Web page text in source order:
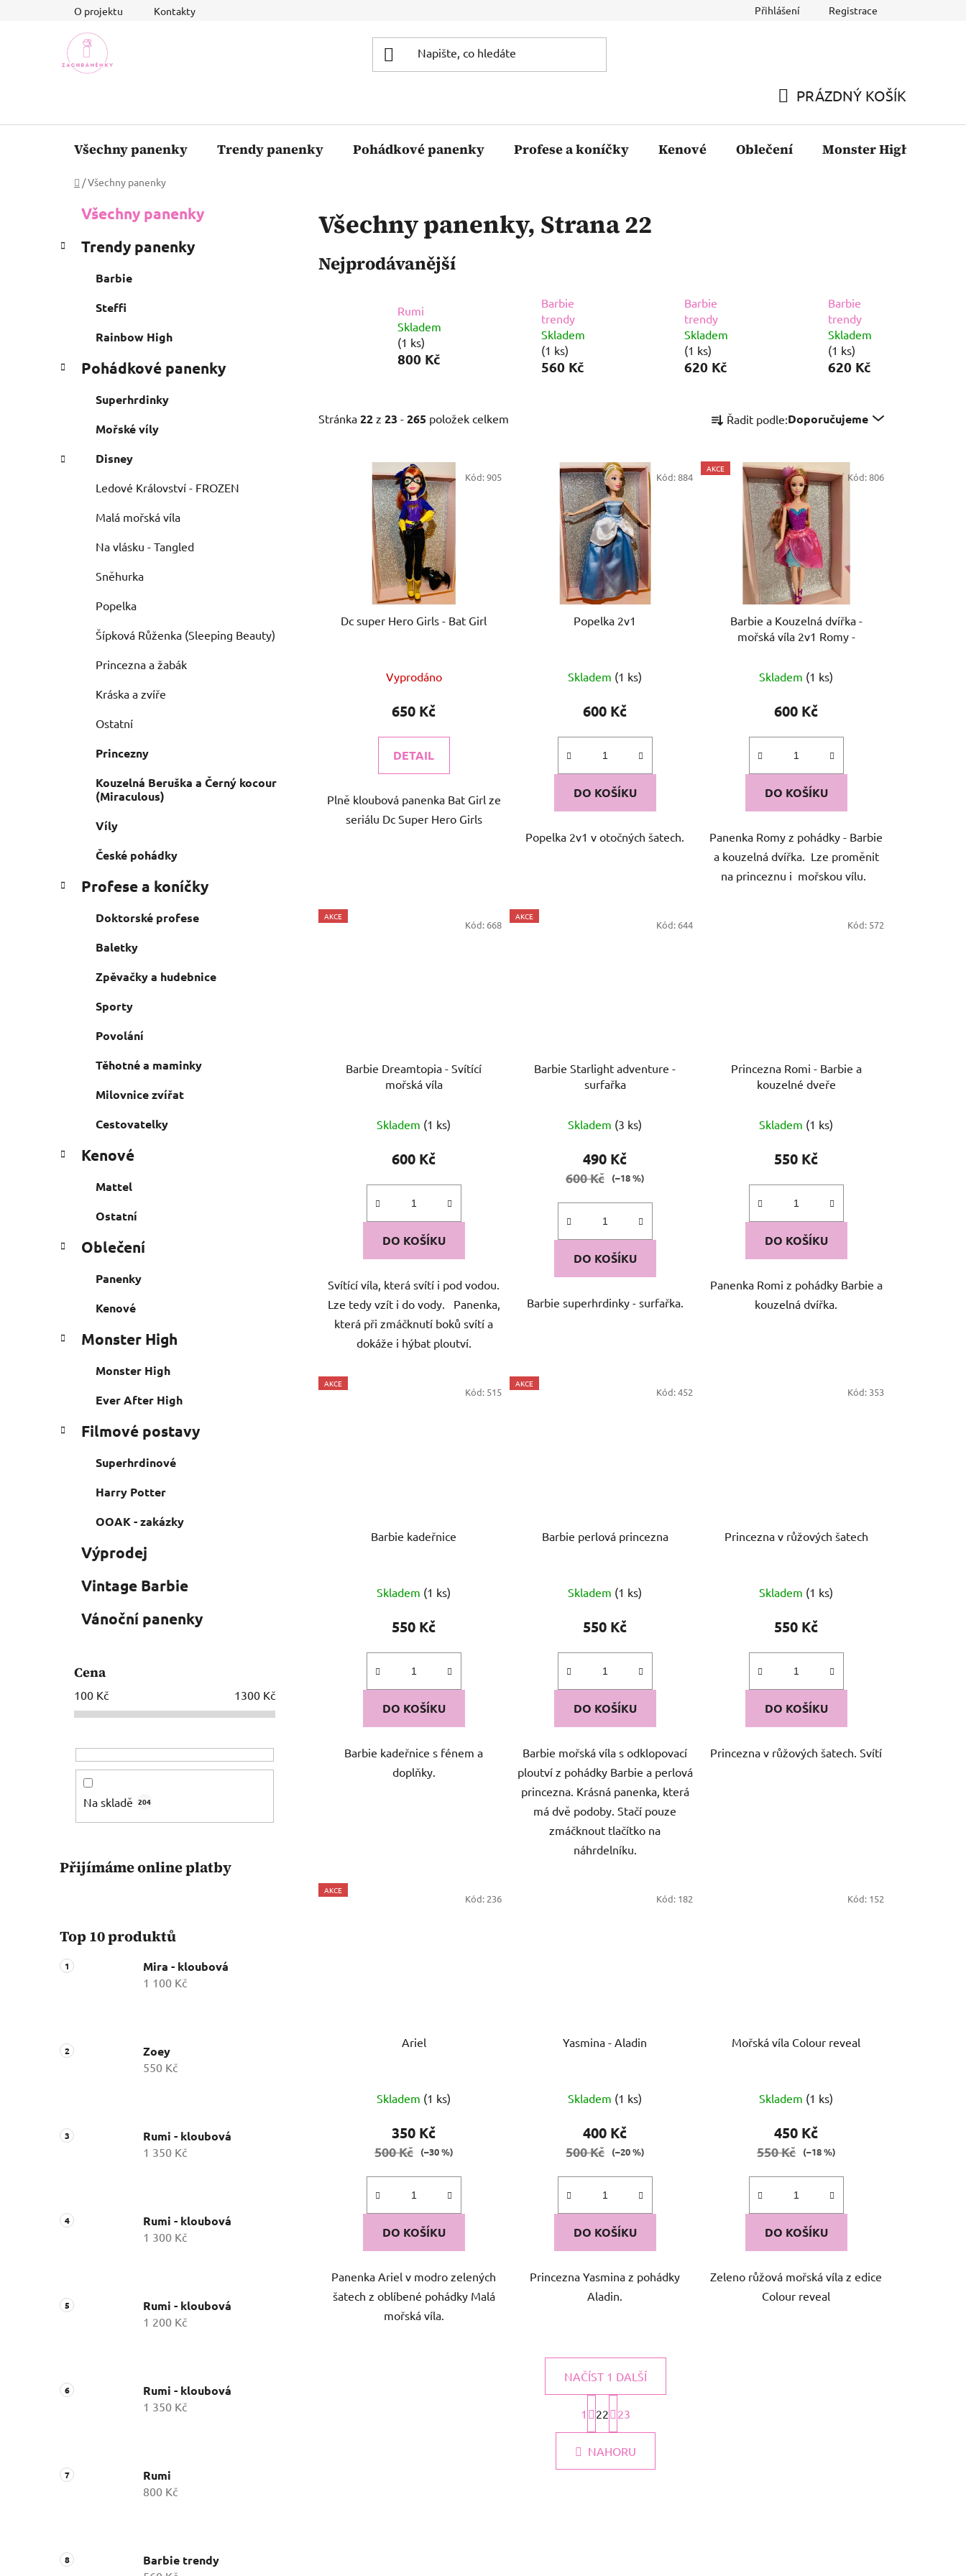
O projektu Kontakty Přihlášení Registrace
KOŠÍK
PRÁZDNÝ KOŠÍK
Všechny panenky Trendy panenky Pohádkové panenky Profese a koníčky Kenové Oblečení Monster High
Domů
/Všechny panenky
s
p
Přeskočit
kategorie
e
Všechny panenky
Trendy panenky
Barbie
Steffi
Rainbow High
Pohádkové panenky
Superhrdinky
Mořské víly
Disney
Ledové Království - FROZEN
Malá mořská víla
Na vlásku - Tangled
Sněhurka
Popelka
Šípková Růženka (Sleeping Beauty)
Princezna a žabák
Kráska a zvíře
Ostatní
Princezny
Kouzelná Beruška a Černý kocour
(Miraculous)
Víly
České pohádky
Profese a koníčky
Doktorské profese
Baletky
Zpěvačky a hudebnice
Sporty
Povolání
Těhotné a maminky
Milovnice zvířat
Cestovatelky
Kenové
Mattel
Ostatní
Oblečení
Panenky
Kenové
Monster High
Monster High
Ever After High
Filmové postavy
Superhrdinové
Harry Potter
OOAK - zakázky
Výprodej
Vintage Barbie
Vánoční panenky
Cena
100 Kč 1300 Kč
Na skladě 204
Přijímáme online platby
Top 10 produktů
Mira - kloubová
1 100 Kč
Zoey
550 Kč
Rumi - kloubová
1 350 Kč
Rumi - kloubová
1 300 Kč
Rumi - kloubová
1 200 Kč
Rumi - kloubová
1 350 Kč
Rumi
800 Kč
Barbie trendy
Všechny panenky, Strana 22
Nejprodávanější
Rumi
Skladem
(1 ks)
800 Kč
Barbie
trendy
Skladem
(1 ks)
560 Kč
Barbie
trendy
Skladem
(1 ks)
620 Kč
Barbie
trendy
Skladem
(1 ks)
620 Kč
Stránka 22 z 23 - 265 položek celkem a
e
n
Řadit podle:Doporučujeme
Dc super Hero Girls - Bat Girl
Vyprodáno
650 Kč
DETAIL
Plně kloubová panenka Bat Girl ze
seriálu Dc Super Hero Girls
Kód:905
Popelka 2v1
Skladem (1 ks)
600 Kč
DO KOŠÍKU
Popelka 2v1 v otočných šatech.
Kód:884
AKCE
Barbie a Kouzelná dvířka -
mořská víla 2v1 Romy -
Skladem (1 ks)
600 Kč
DO KOŠÍKU
Panenka Romy z pohádky - Barbie
a kouzelná dvířka. Lze proměnit
na princeznu i mořskou vílu.
Kód:806
AKCE
Barbie Dreamtopia - Svítící
mořská víla
Skladem (1 ks)
600 Kč
DO KOŠÍKU
Svítící víla, která svítí i pod vodou.
Lze tedy vzít i do vody. Panenka,
která při zmáčknutí boků svítí a
dokáže i hýbat ploutví.
Kód: 668
AKCE
Barbie Starlight adventure -
surfařka
Skladem (3 ks)
490 Kč
600 Kč (–18 %)
DO KOŠÍKU
Barbie superhrdinky - surfařka.
Kód: 644
Princezna Romi - Barbie a
kouzelné dveře
hodnocení
produktu
5,0
z
hvězdiček.
Skladem (1 ks)
550 Kč
DO KOŠÍKU
Panenka Romi z pohádky Barbie a
kouzelná dvířka.
Kód: 572
AKCE
Barbie kadeřnice
Skladem (1 ks)
550 Kč
DO KOŠÍKU
Barbie kadeřnice s fénem a
doplňky.
Kód: 515
AKCE
Barbie perlová princezna
Skladem (1 ks)
550 Kč
DO KOŠÍKU
Barbie mořská víla s odklopovací
ploutví z pohádky Barbie a perlová
princezna. Krásná panenka, která
má dvě podoby. Stačí pouze
zmáčknout tlačítko na
náhrdelníku.
Kód:452
Princezna v růžových šatech
Skladem (1 ks)
550 Kč
DO KOŠÍKU
Princezna v růžových šatech. Svítí
Kód: 353
AKCE
Ariel
hodnocení
produktu
5
hvězdiček.
Skladem (1 ks)
350 Kč
500 Kč (–30 %)
DO KOŠÍKU
Panenka Ariel v modro zelených
šatech z oblíbené pohádky Malá
mořská víla.
Kód: 236
Yasmina - Aladin
Skladem (1 ks)
400 Kč
500 Kč (–20 %)
DO KOŠÍKU
Princezna Yasmina z pohádky
Aladin.
Kód: 182
Mořská víla Colour reveal
hodnocení
produktu
5
hvězdiček.
Skladem (1 ks)
450 Kč
550 Kč (–18 %)
DO KOŠÍKU
Zeleno růžová mořská víla z edice
Colour reveal
Kód: 152
O
v
l
á
NAČÍST 1 DALŠÍ
S
t
r
n
k
1 22 23
NAHORU